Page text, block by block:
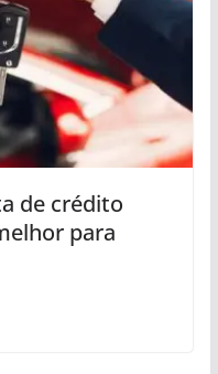
de crédito
para